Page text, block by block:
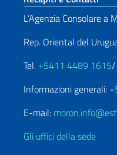
L’Agenzia Consolare a
Rep. Oriental del
Tel. +5411 4489 1615/
Informazioni generali:
E-mail:
Gli uffici della sede